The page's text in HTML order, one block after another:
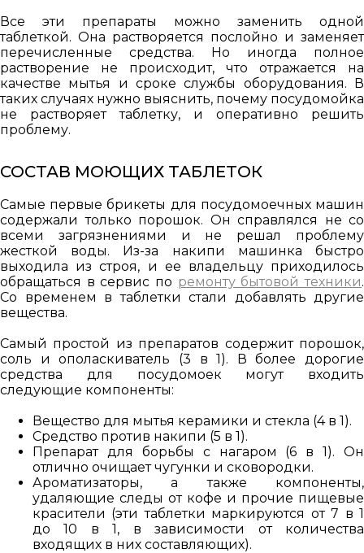
Все эти препараты можно заменить одной
таблеткой. Она растворяется послойно и заменяет
перечисленные средства. Но иногда полное
растворение не происходит, что отражается на
качестве мытья и сроке службы оборудования. В
таких случаях нужно выяснить, почему посудомойка
не растворяет таблетку, и оперативно решить
проблему.
СОСТАВ МОЮЩИХ ТАБЛЕТОК
Самые первые брикеты для посудомоечных машин
содержали только порошок. Он справлялся не со
всеми загрязнениями и не решал проблему
жесткой воды. Из-за накипи машинка быстро
выходила из строя, и ее владельцу приходилось
обращаться в сервис по ремонту бытовой техники.
Со временем в таблетки стали добавлять другие
вещества.
Самый простой из препаратов содержит порошок,
соль и ополаскиватель (3 в 1). В более дорогие
средства для посудомоек могут входить
следующие компоненты:
Вещество для мытья керамики и стекла (4 в 1).
Средство против накипи (5 в 1).
Препарат для борьбы с нагаром (6 в 1). Он
отлично очищает чугунки и сковородки.
Ароматизаторы, а также компоненты,
удаляющие следы от кофе и прочие пищевые
красители (эти таблетки маркируются от 7 в 1
до 10 в 1, в зависимости от количества
входящих в них составляющих).